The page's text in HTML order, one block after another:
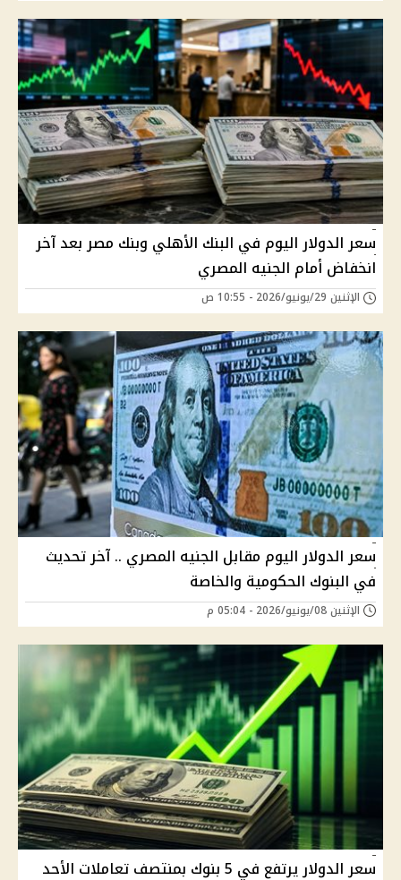
سعر الدولار اليوم في البنك الأهلي وبنك مصر بعد آخر
انخفاض أمام الجنيه المصري
الإثنين 29/يونيو/2026 - 10:55 ص
سعر الدولار اليوم مقابل الجنيه المصري .. آخر تحديث
في البنوك الحكومية والخاصة
الإثنين 08/يونيو/2026 - 05:04 م
سعر الدولار يرتفع في 5 بنوك بمنتصف تعاملات الأحد